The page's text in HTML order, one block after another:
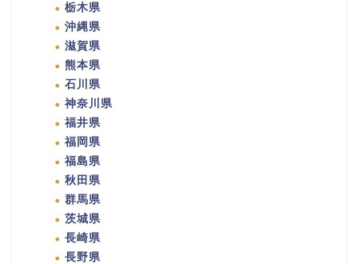
栃木県
沖縄県
滋賀県
熊本県
石川県
神奈川県
福井県
福岡県
福島県
秋田県
群馬県
茨城県
長崎県
長野県